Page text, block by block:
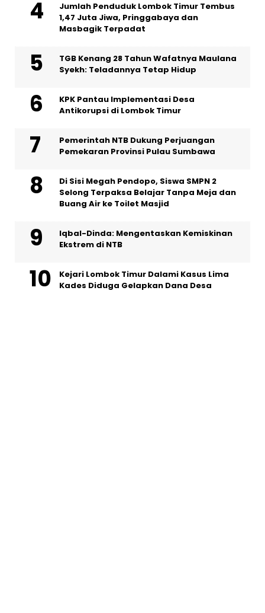
Jumlah Penduduk Lombok Timur Tembus
1,47 Juta Jiwa, Pringgabaya dan
Masbagik Terpadat
TGB Kenang 28 Tahun Wafatnya Maulana
Syekh: Teladannya Tetap Hidup
KPK Pantau Implementasi Desa
Antikorupsi di Lombok Timur
Pemerintah NTB Dukung Perjuangan
Pemekaran Provinsi Pulau Sumbawa
Di Sisi Megah Pendopo, Siswa SMPN 2
Selong Terpaksa Belajar Tanpa Meja dan
Buang Air ke Toilet Masjid
Iqbal-Dinda: Mengentaskan Kemiskinan
Ekstrem di NTB
Kejari Lombok Timur Dalami Kasus Lima
Kades Diduga Gelapkan Dana Desa